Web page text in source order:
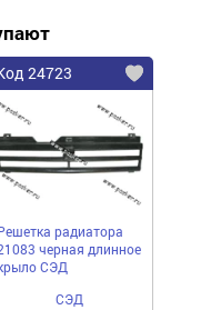
24723
радиатора
черная длинное
СЭД
СЭД